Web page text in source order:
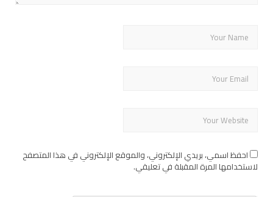
احفظ اسمي، بريدي الإلكتروني، والموقع الإلكتروني في هذا المتصفح
لاستخدامها المرة المقبلة في تعليقي.